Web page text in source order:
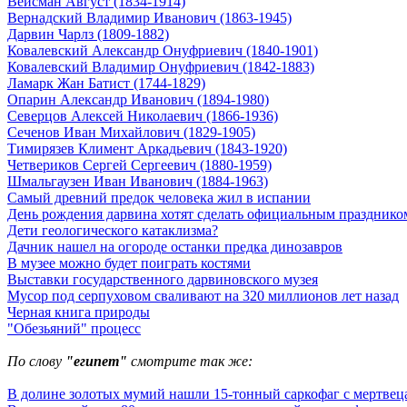
Вернадский Владимир Иванович (1863-1945)
Дарвин Чарлз (1809-1882)
Ковалевский Александр Онуфриевич (1840-1901)
Ковалевский Владимир Онуфриевич (1842-1883)
Ламарк Жан Батист (1744-1829)
Опарин Александр Иванович (1894-1980)
Северцов Алексей Николаевич (1866-1936)
Сеченов Иван Михайлович (1829-1905)
Тимирязев Климент Аркадьевич (1843-1920)
Четвериков Сергей Сергеевич (1880-1959)
Шмальгаузен Иван Иванович (1884-1963)
Самый древний предок человека жил в испании
День рождения дарвина хотят сделать официальным
Дети геологического катаклизма?
Дачник нашел на огороде останки предка динозавров
В музее можно будет поиграть костями
Выставки государственного дарвиновского музея
Мусор под cерпуховом сваливают на 320 миллионов лет назад
Черная книга природы
"Обезьяний" процесс
По слову "египет" смотрите так же:
В долине золотых мумий нашли 15-тонный саркофаг с